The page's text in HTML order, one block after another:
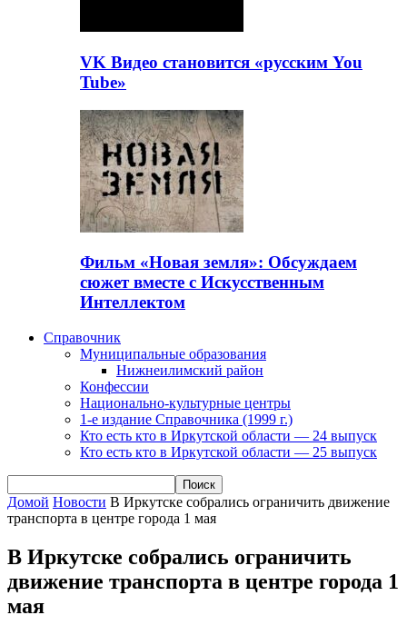
VK Видео становится «русским You
Tube»
Фильм «Новая земля»: Обсуждаем
сюжет вместе с Искусственным
Интеллектом
Справочник
Муниципальные образования
Нижнеилимский район
Конфессии
Национально-культурные центры
1-е издание Справочника (1999 г.)
Кто есть кто в Иркутской области — 24 выпуск
Кто есть кто в Иркутской области — 25 выпуск
Домой Новости В Иркутске собрались ограничить движение
транспорта в центре города 1 мая
В Иркутске собрались ограничить
движение транспорта в центре города 1
мая